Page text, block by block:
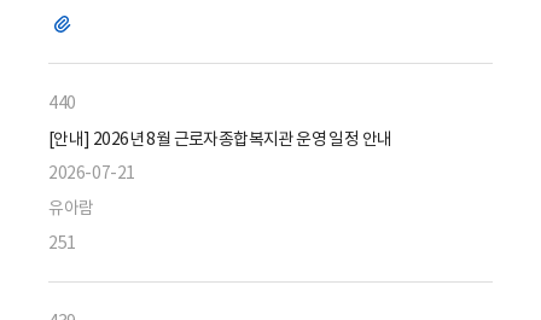
파
440
[안내] 2026년 8월 근로자종합복지관 운영 일정 안내
2026-07-21
유아람
251